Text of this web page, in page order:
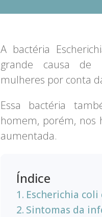
A bactéria
grande causa de
mulheres por conta
Essa bactéria
homem, porém,
aumentada.
Índice
Escherichia
Sintomas da